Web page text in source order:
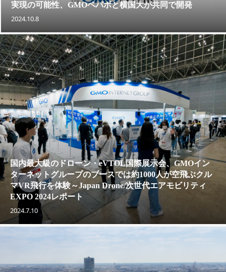
実現の可能性、GMOペパボと横国大が共同で開発
2024.10.8
国内最大級のドローン・eVTOL国際展示会、GMOイン
ターネットグループのブースでは約1000人が空飛ぶクル
マVR飛行を体験～Japan Drone/次世代エアモビリティ
EXPO 2024レポート
2024.7.10